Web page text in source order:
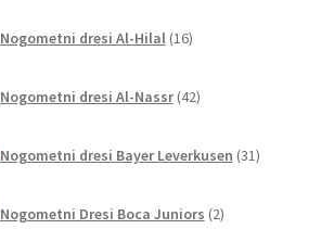
Nogometni dresi Al-Hilal 16izdelkov
Nogometni dresi Al-Nassr 42izdelkov
Nogometni dresi Bayer Leverkusen 31izdelkov
Nogometni Dresi Boca Juniors 2izdelka